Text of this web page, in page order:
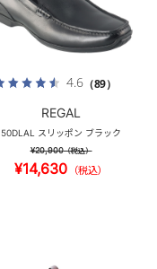
4.6（89）
REGAL
50DLAL スリッポン ブラック
¥20,900（税込）
¥14,630 （税込）